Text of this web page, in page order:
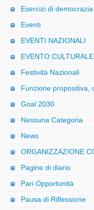
Esercizi di democrazia
Eventi
EVENTI NAZIONALI
EVENTO CULTURALE
Festività Nazionali
Funzione propositiva,
Goal 2030
Nessuna Categoria
News
ORGANIZZAZIONE
Pagine di diario
Pari Opportunità
Pausa di Riflessione